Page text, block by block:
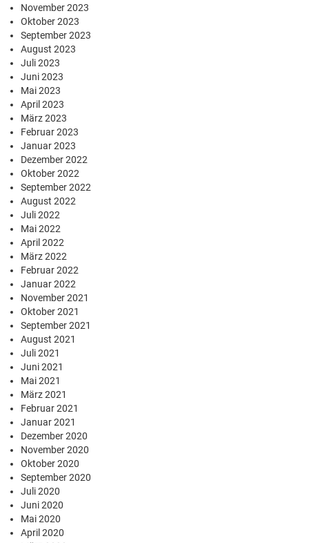
November 2023
Oktober 2023
September 2023
August 2023
Juli 2023
Juni 2023
Mai 2023
April 2023
März 2023
Februar 2023
Januar 2023
Dezember 2022
Oktober 2022
September 2022
August 2022
Juli 2022
Mai 2022
April 2022
März 2022
Februar 2022
Januar 2022
November 2021
Oktober 2021
September 2021
August 2021
Juli 2021
Juni 2021
Mai 2021
März 2021
Februar 2021
Januar 2021
Dezember 2020
November 2020
Oktober 2020
September 2020
Juli 2020
Juni 2020
Mai 2020
April 2020